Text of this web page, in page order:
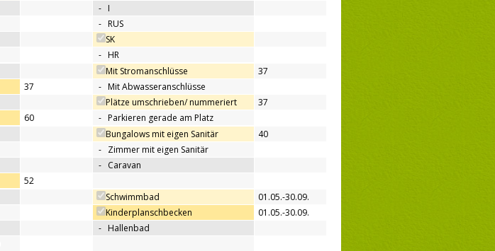
- I
- RUS
SK
- HR
Mit Stromanschlüsse
37
37 - Mit Abwasseranschlüsse
Plätze umschrieben/ nummeriert
37
60 - Parkieren gerade am Platz
Bungalows mit eigen Sanitär
40
- Zimmer mit eigen Sanitär
- Caravan
52
Schwimmbad
01.05.-30.09.
Kinderplanschbecken
01.05.-30.09.
- Hallenbad